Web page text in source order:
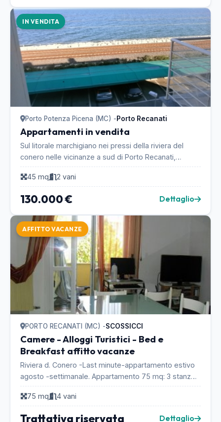
IN VENDITA
Porto Potenza Picena (MC) -Porto Recanati
Appartamenti in vendita
Sul litorale marchigiano nei pressi della riviera del
conero nelle vicinanze a sud di Porto Recanati,
VENDO graziosissimo e nuovo appartamentino di
me...45 mq 2 vani
130.000 € Dettaglio
AFFITTO VACANZE
PORTO RECANATI (MC) -SCOSSICCI
Camere - Alloggi Turistici - Bed e
Breakfast affitto vacanze
Riviera d. Conero -Last minute-appartamento estivo
agosto -settimanale. Appartamento 75 mq: 3 stanze
4 posti letto ( 1 matrimoniale, uno singolo e pol...
75 mq
4 vani
Trattativa riservata Dettaglio